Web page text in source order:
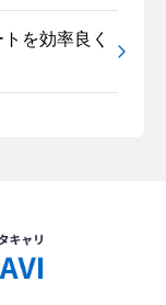
を効率良く